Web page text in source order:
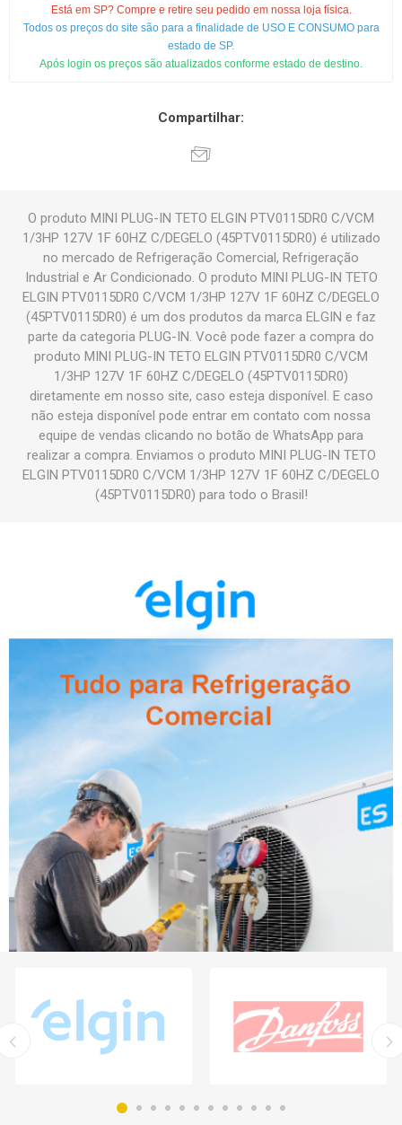
Está em SP? Compre e retire seu pedido em nossa loja física.
Todos os preços do site são para a finalidade de USO E CONSUMO para
estado de SP.
Após login os preços são atualizados conforme estado de destino.
Compartilhar:
O produto MINI PLUG-IN TETO ELGIN PTV0115DR0 C/VCM
1/3HP 127V 1F 60HZ C/DEGELO (45PTV0115DR0) é utilizado
no mercado de Refrigeração Comercial, Refrigeração
Industrial e Ar Condicionado. O produto MINI PLUG-IN TETO
ELGIN PTV0115DR0 C/VCM 1/3HP 127V 1F 60HZ C/DEGELO
(45PTV0115DR0) é um dos produtos da marca ELGIN e faz
parte da categoria PLUG-IN. Você pode fazer a compra do
produto MINI PLUG-IN TETO ELGIN PTV0115DR0 C/VCM
1/3HP 127V 1F 60HZ C/DEGELO (45PTV0115DR0)
diretamente em nosso site, caso esteja disponível. E caso
não esteja disponível pode entrar em contato com nossa
equipe de vendas clicando no botão de WhatsApp para
realizar a compra. Enviamos o produto MINI PLUG-IN TETO
ELGIN PTV0115DR0 C/VCM 1/3HP 127V 1F 60HZ C/DEGELO
(45PTV0115DR0) para todo o Brasil!